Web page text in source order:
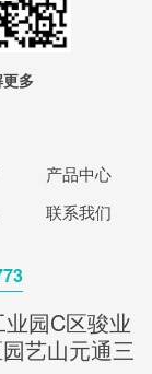
多
产品中心
联系我们
园C区骏业
艺山元通三